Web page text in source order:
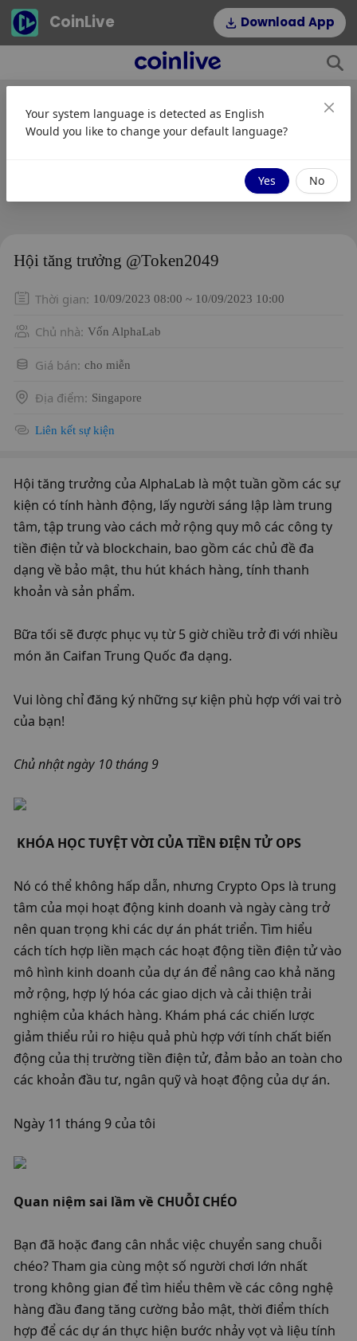
CoinLive Download App
Hội tăng trưởng @Token2049
Thời gian: 10/09/2023 08:00 ~ 10/09/2023 10:00
Chủ nhà: Vốn AlphaLab
Giá bán: cho miễn
Địa điểm: Singapore
Liên kết sự kiện
Hội tăng trưởng của AlphaLab là một tuần gồm các sự
kiện có tính hành động, lấy người sáng lập làm trung
tâm, tập trung vào cách mở rộng quy mô các công ty
tiền điện tử và blockchain, bao gồm các chủ đề đa
dạng về bảo mật, thu hút khách hàng, tính thanh
khoản và sản phẩm.
​Bữa tối sẽ được phục vụ từ 5 giờ chiều trở đi với nhiều
món ăn Caifan Trung Quốc đa dạng.
​Vui lòng chỉ đăng ký những sự kiện phù hợp với vai trò
của bạn!
Chủ nhật ngày 10 tháng 9
​ KHÓA HỌC TUYỆT VỜI CỦA TIỀN ĐIỆN TỬ OPS
​Nó có thể không hấp dẫn, nhưng Crypto Ops là trung
tâm của mọi hoạt động kinh doanh và ngày càng trở
nên quan trọng khi các dự án phát triển. Tìm hiểu
cách tích hợp liền mạch các hoạt động tiền điện tử vào
mô hình kinh doanh của dự án để nâng cao khả năng
mở rộng, hợp lý hóa các giao dịch và cải thiện trải
nghiệm của khách hàng. Khám phá các chiến lược
giảm thiểu rủi ro hiệu quả phù hợp với tính chất biến
động của thị trường tiền điện tử, đảm bảo an toàn cho
các khoản đầu tư, ngân quỹ và hoạt động của dự án.
Ngày 11 tháng 9 của tôi
​Quan niệm sai lầm về CHUỖI CHÉO
​Bạn đã hoặc đang cân nhắc việc chuyển sang chuỗi
chéo? Tham gia cùng một số người chơi lớn nhất
trong không gian để tìm hiểu thêm về các công nghệ
hàng đầu đang tăng cường bảo mật, thời điểm thích
hợp để các dự án thực hiện bước nhảy vọt và liệu tính
Your system language is detected as English
Would you like to change your default language?
Yes No